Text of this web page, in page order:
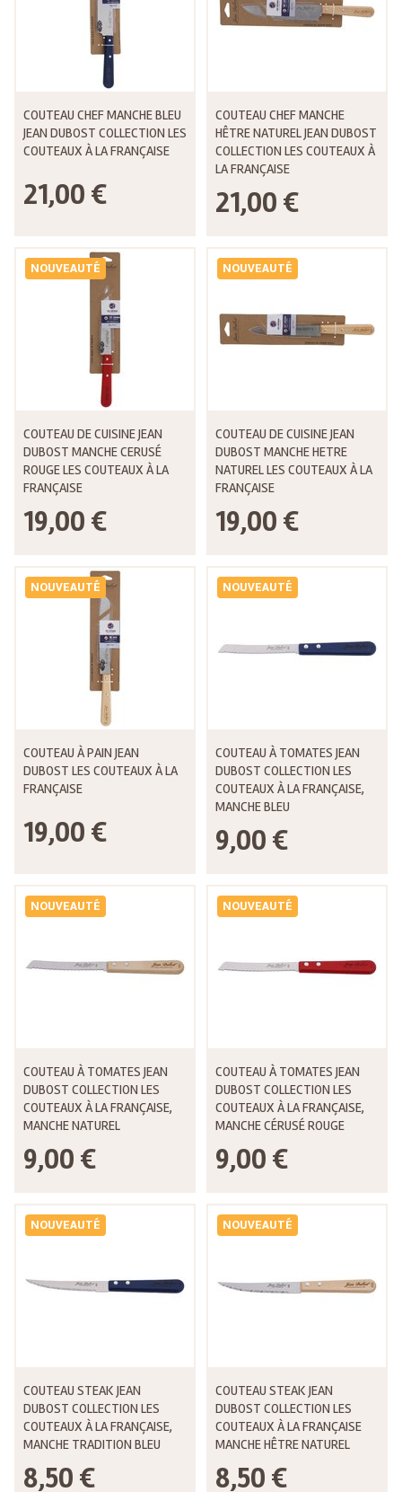
COUTEAU CHEF MANCHE BLEU
JEAN DUBOST COLLECTION LES
COUTEAUX À LA FRANÇAISE
21,00 €
COUTEAU CHEF MANCHE
HÊTRE NATUREL JEAN DUBOST
COLLECTION LES COUTEAUX À
LA FRANÇAISE
21,00 €
NOUVEAUTÉ
COUTEAU DE CUISINE JEAN
DUBOST MANCHE CERUSÉ
ROUGE LES COUTEAUX À LA
FRANÇAISE
19,00 €
NOUVEAUTÉ
COUTEAU DE CUISINE JEAN
DUBOST MANCHE HETRE
NATUREL LES COUTEAUX À LA
FRANÇAISE
19,00 €
NOUVEAUTÉ
COUTEAU À PAIN JEAN
DUBOST LES COUTEAUX À LA
FRANÇAISE
19,00 €
NOUVEAUTÉ
COUTEAU À TOMATES JEAN
DUBOST COLLECTION LES
COUTEAUX À LA FRANÇAISE,
MANCHE BLEU
9,00 €
NOUVEAUTÉ
COUTEAU À TOMATES JEAN
DUBOST COLLECTION LES
COUTEAUX À LA FRANÇAISE,
MANCHE NATUREL
9,00 €
NOUVEAUTÉ
COUTEAU À TOMATES JEAN
DUBOST COLLECTION LES
COUTEAUX À LA FRANÇAISE,
MANCHE CÉRUSÉ ROUGE
9,00 €
NOUVEAUTÉ
COUTEAU STEAK JEAN
DUBOST COLLECTION LES
COUTEAUX À LA FRANÇAISE,
MANCHE TRADITION BLEU
8,50 €
NOUVEAUTÉ
COUTEAU STEAK JEAN
DUBOST COLLECTION LES
COUTEAUX À LA FRANÇAISE
MANCHE HÊTRE NATUREL
8,50 €